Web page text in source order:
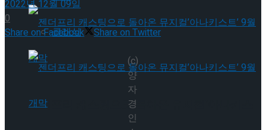
젠더프리 캐스팅으로 돌아온 뮤지컬’아나키스
클래식
2022년 12월 09일
0
Share on Facebook
Share on Twitter
(c)
양
자
경
인